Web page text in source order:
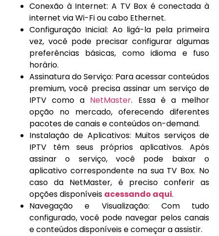
Conexão à Internet: A TV Box é conectada à
internet via Wi-Fi ou cabo Ethernet.
Configuração Inicial: Ao ligá-la pela primeira
vez, você pode precisar configurar algumas
preferências básicas, como idioma e fuso
horário.
Assinatura do Serviço: Para acessar conteúdos
premium, você precisa assinar um serviço de
IPTV como a NetMaster. Essa é a melhor
opção no mercado, oferecendo diferentes
pacotes de canais e conteúdos on-demand.
Instalação de Aplicativos: Muitos serviços de
IPTV têm seus próprios aplicativos. Após
assinar o serviço, você pode baixar o
aplicativo correspondente na sua TV Box. No
caso da NetMaster, é preciso conferir as
opções disponíveis acessando aqui.
Navegação e Visualização: Com tudo
configurado, você pode navegar pelos canais
e conteúdos disponíveis e começar a assistir.